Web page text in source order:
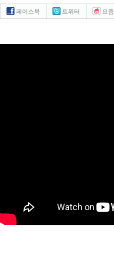
페이스북 트위터 요즘